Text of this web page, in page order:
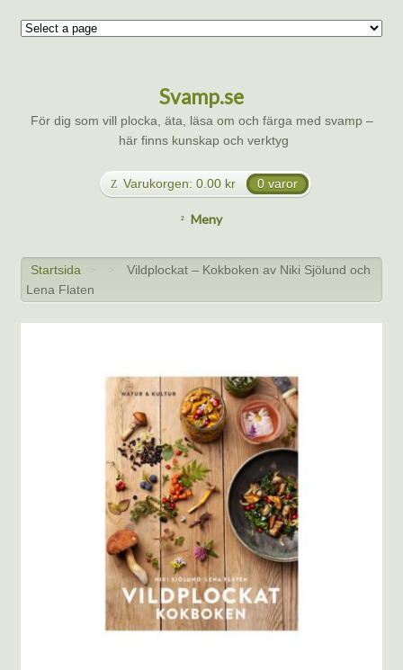
Svamp.se
För dig som vill plocka, äta, läsa om och färga med svamp –
här finns kunskap och verktyg
Varukorgen: 0.00 kr 0 varor
Meny
Startsida > >
Vildplockat – Kokboken av Niki Sjölund och
Lena Flaten